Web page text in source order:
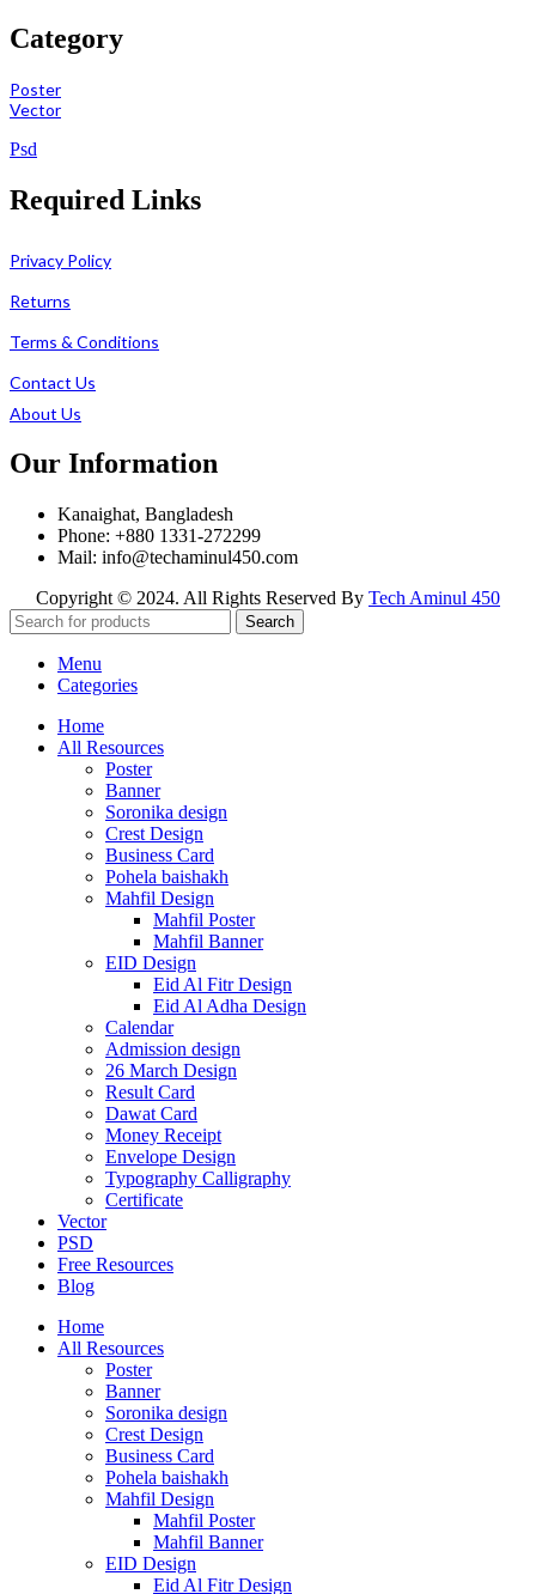
Category
Poster
Vector
Psd
Required Links
Privacy Policy
Returns
Terms & Conditions
Contact Us
About Us
Our Information
Kanaighat, Bangladesh
Phone: +880 1331-272299
Mail: info@techaminul450.com
Copyright © 2024. All Rights Reserved By Tech Aminul 450
Search
Menu
Categories
Home
All Resources
Poster
Banner
Soronika design
Crest Design
Business Card
Pohela baishakh
Mahfil Design
Mahfil Poster
Mahfil Banner
EID Design
Eid Al Fitr Design
Eid Al Adha Design
Calendar
Admission design
26 March Design
Result Card
Dawat Card
Money Receipt
Envelope Design
Typography Calligraphy
Certificate
Vector
PSD
Free Resources
Blog
Home
All Resources
Poster
Banner
Soronika design
Crest Design
Business Card
Pohela baishakh
Mahfil Design
Mahfil Poster
Mahfil Banner
EID Design
Eid Al Fitr Design